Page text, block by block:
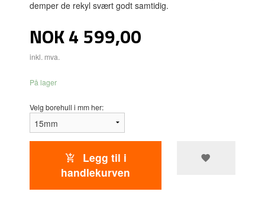
demper de rekyl svært godt samtidig.
Pris
NOK4 599,00
inkl. mva.
På lager
Velg borehull i mm her:
Legg til i
handlekurven